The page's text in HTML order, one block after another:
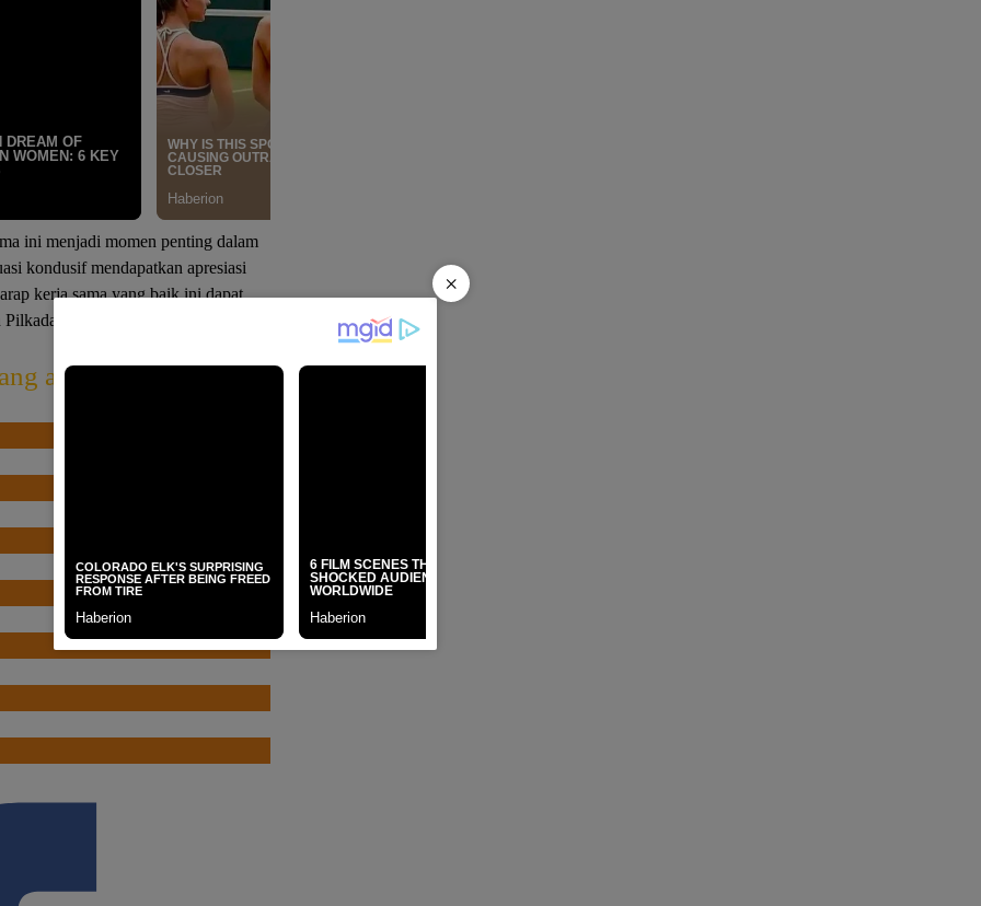
ini menjadi momen penting dalam
kondusif mendapatkan apresiasi
kerja sama yang baik ini dapat
selesai.
artikel diatas?
×